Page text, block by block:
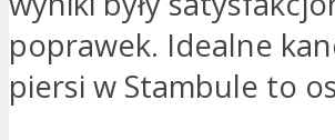
poprawek. Idealne
piersi w Stambule to